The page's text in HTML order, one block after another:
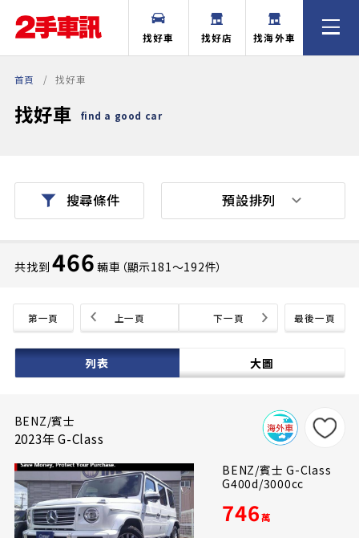
找好車 找好店 找海外車
首頁 找好車
找好車 find a good car
搜尋條件
共找到 466 輛車（顯示181〜192件）
第一頁 最後一頁
上一頁 下一頁
列表 大圖
預設排列
BENZ/賓士
2023年 G-Class
BENZ/賓士 G-Class
G400d/3000cc
746萬